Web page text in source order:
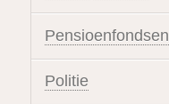
Pensioenfondsen
Politie